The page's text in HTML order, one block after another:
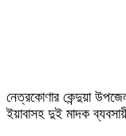
নেত্রকোণার কেন্দুয়া
ইয়াবাসহ দুই মাদক